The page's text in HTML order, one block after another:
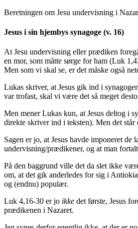
Beretningen om Jesu undervisning i
Jesus i sin hjembys synagoge (v. 16)
At Jesu undervisning eller prædiken
en mor, som måtte sørge for ham (Luk
Men som vi skal se, er det måske også
Lukas skriver, at Jesus gik ind i
var trofast, skal vi være det så meget
Men mener Lukas kun, at Jesus deltog i
direkte skriver ind i teksten). Men det står
Sagen er jo, at Jesus havde imponeret
undervisning/prædikener, og at man
På den baggrund ville det da slet ikke
om, at det gik anderledes for sig i
og (endnu) populær.
Luk 4,16-30 er jo ikke det første, Jesus
prædikenen i Nazaret.